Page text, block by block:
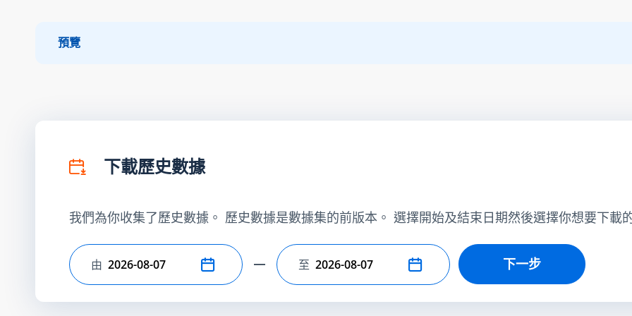
預覽
下載歷史數據
我們為你收集了歷史數據。 歷史數據是數據集的前版本。 選擇開始及結束日期然後選擇你想要下載
選擇開始日期
由 選擇結束日期
至 下一步